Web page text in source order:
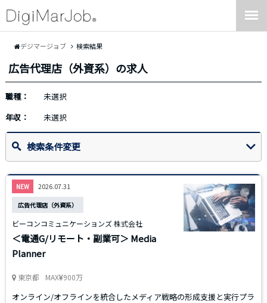
デジマージョブ 検索結果
広告代理店（外資系）の求人
職種：
未選択
年収：
未選択
検索条件変更
NEW 2026.07.31
広告代理店（外資系）
ビーコンコミュニケーションズ 株式会社
＜電通G/リモート・副業可＞ Media
Planner
東京都 MAX 900万
オンライン/オフラインを統合したメディア戦略の形成支援と実行プラ